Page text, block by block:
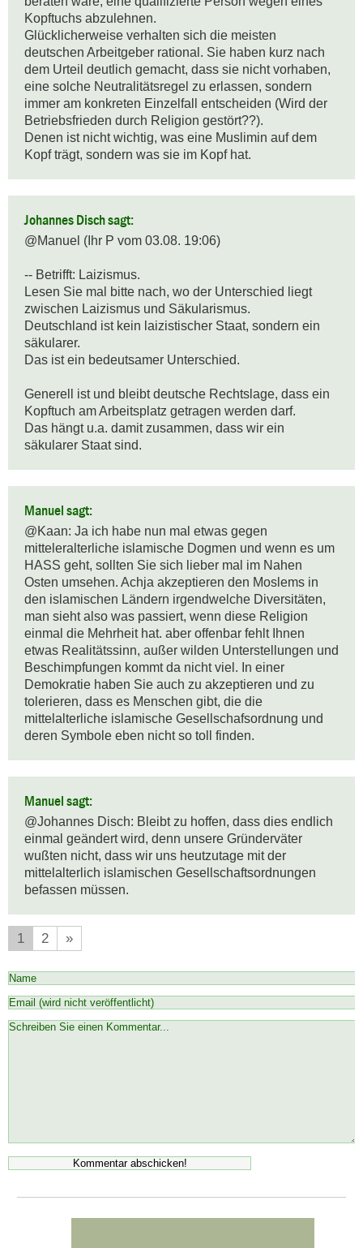
Kopftuchs abzulehnen.
Glücklicherweise verhalten sich die meisten
deutschen Arbeitgeber rational. Sie haben kurz nach
dem Urteil deutlich gemacht, dass sie nicht vorhaben,
eine solche Neutralitätsregel zu erlassen, sondern
immer am konkreten Einzelfall entscheiden (Wird der
Betriebsfrieden durch Religion gestört??).
Denen ist nicht wichtig, was eine Muslimin auf dem
Kopf trägt, sondern was sie im Kopf hat.
Johannes Disch sagt:
@Manuel (Ihr P vom 03.08. 19:06)
-- Betrifft: Laizismus.
Lesen Sie mal bitte nach, wo der Unterschied liegt
zwischen Laizismus und Säkularismus.
Deutschland ist kein laizistischer Staat, sondern ein
säkularer.
Das ist ein bedeutsamer Unterschied.
Generell ist und bleibt deutsche Rechtslage, dass ein
Kopftuch am Arbeitsplatz getragen werden darf.
Das hängt u.a. damit zusammen, dass wir ein
säkularer Staat sind.
Manuel sagt:
@Kaan: Ja ich habe nun mal etwas gegen
mitteleralterliche islamische Dogmen und wenn es um
HASS geht, sollten Sie sich lieber mal im Nahen
Osten umsehen. Achja akzeptieren den Moslems in
den islamischen Ländern irgendwelche Diversitäten,
man sieht also was passiert, wenn diese Religion
einmal die Mehrheit hat. aber offenbar fehlt Ihnen
etwas Realitätssinn, außer wilden Unterstellungen und
Beschimpfungen kommt da nicht viel. In einer
Demokratie haben Sie auch zu akzeptieren und zu
tolerieren, dass es Menschen gibt, die die
mittelalterliche islamische Gesellschafsordnung und
deren Symbole eben nicht so toll finden.
Manuel sagt:
@Johannes Disch: Bleibt zu hoffen, dass dies endlich
einmal geändert wird, denn unsere Gründerväter
wußten nicht, dass wir uns heutzutage mit der
mittelalterlich islamischen Gesellschaftsordnungen
befassen müssen.
1 2 »